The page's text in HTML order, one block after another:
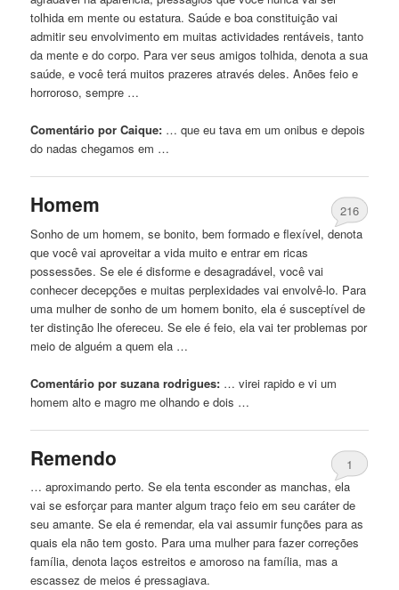
tolhida em mente ou estatura. Saúde e boa constituição vai
admitir seu envolvimento em muitas actividades rentáveis, tanto
da mente e do corpo. Para ver seus amigos tolhida, denota a sua
saúde, e você terá muitos prazeres através deles. Anõesfeio e
horroroso, sempre …
Comentário por Caique: … que eu tava emum onibus e depois
do nadas chegamos em …
Homem
216
Sonho deum homem, se bonito, bem formado e flexível, denota
que você vai aproveitar a vida muito e entrar em ricas
possessões. Se ele é disforme e desagradável, você vai
conhecer decepções e muitas perplexidades vai envolvê-lo. Para
uma mulher de sonho deum homem bonito, ela é susceptível de
ter distinção lhe ofereceu. Se ele éfeio, ela vai ter problemas por
meio de alguém a quem ela …
Comentário por suzana rodrigues: … virei rapido e vium
homem alto e magro me olhando e dois …
Remendo
1
… aproximando perto. Se ela tenta esconder as manchas, ela
vai se esforçar para manter algum traçofeio em seu caráter de
seu amante. Se ela é remendar, ela vai assumir funções para as
quais ela não tem gosto. Para uma mulher para fazer correções
família, denota laços estreitos e amoroso na família, mas a
escassez de meios é pressagiava.